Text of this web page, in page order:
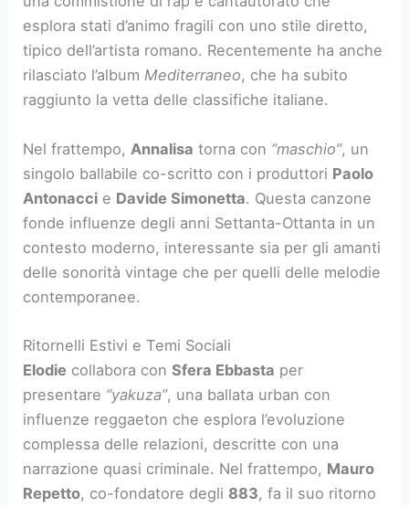
esplora stati d’animo fragili con uno stile diretto,
tipico dell’artista romano. Recentemente ha anche
rilasciato l’albumMediterraneo, che ha subito
raggiunto la vetta delle classifiche italiane.
Nel frattempo, Annalisa torna con “maschio”, un
singolo ballabile co-scritto con i produttori Paolo
Antonacci e Davide Simonetta. Questa canzone
fonde influenze degli anni Settanta-Ottanta in un
contesto moderno, interessante sia per gli amanti
delle sonorità vintage che per quelli delle melodie
contemporanee.
Ritornelli Estivi e Temi Sociali
Elodie collabora conSfera Ebbasta per
presentare “yakuza”, una ballata urban con
influenze reggaeton che esplora l’evoluzione
complessa delle relazioni, descritte con una
narrazione quasi criminale. Nel frattempo, Mauro
Repetto, co-fondatore degli 883, fa il suo ritorno